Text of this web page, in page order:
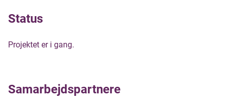
Status
Projektet er i gang.
Samarbejdspartnere